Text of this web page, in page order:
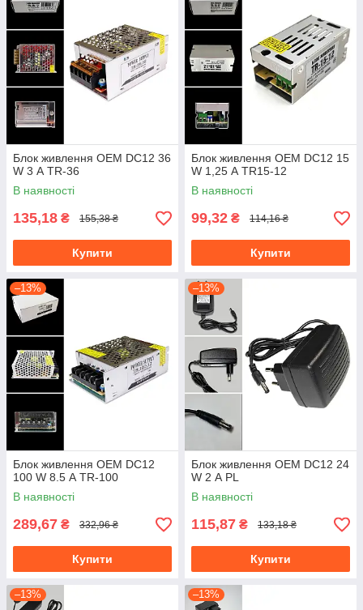
Блок живлення OEM DC12 36
W 3 А TR-36
В наявності
135,18 ₴ 155,38 ₴
Купити
Блок живлення OEM DC12 15
W 1,25 А TR15-12
В наявності
99,32 ₴ 114,16 ₴
Купити
–13%
Блок живлення OEM DC12
100 W 8.5 А TR-100
В наявності
289,67 ₴ 332,96 ₴
Купити
–13%
Блок живлення OEM DC12 24
W 2 А PL
В наявності
115,87 ₴ 133,18 ₴
Купити
–13% –13%